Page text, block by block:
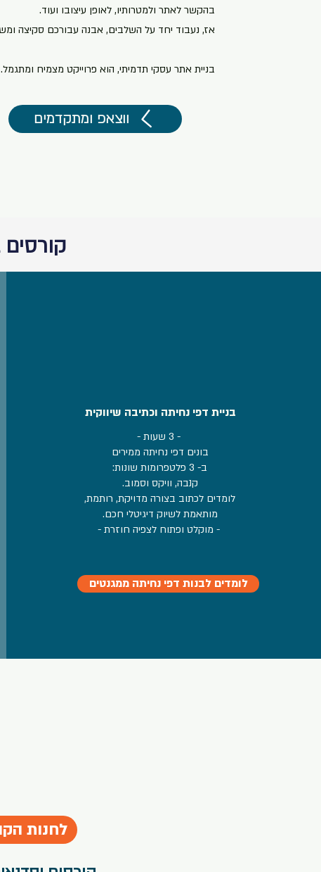
בהקשר לאתר ולמטרותיו, לאופן עיצובו ועוד.
אז, נעבוד יחד על השלבים, אבנה עבורכם סקיצה
בניית אתר עסקי תדמיתי, הוא פרוייקט מצמיח ומתגמל.
ווצאפ ומתקדמים
- 3 שעות -
בונים דפי נחיתה ממירים
ב- 3 פלטפרומות שונות:
קנבה, וויקס וסמוב.
לומדים לכתוב בצורה מדויקת, רותמת,
מותאמת לשיוק דיגיטלי חכם.
- מוקלט ופתוח לצפיה חוזרת -
לומדים לבנות דפי נחיתה ממגנטים
לחנות